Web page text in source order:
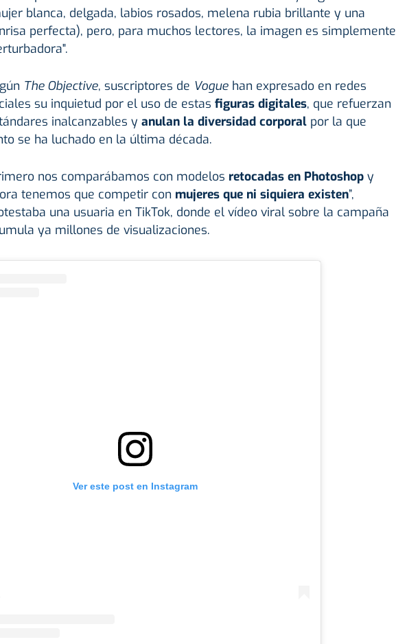
blanca, delgada, labios rosados, melena rubia brillante y una
perfecta), pero, para muchos lectores, la imagen es simplemente
The Objective, suscriptores de Voguehan expresado en redes
su inquietud por el uso de estas figuras digitales, que refuerzan
inalcanzables y anulan la diversidad corporalpor la que
se ha luchado en la última década.
nos comparábamos con modelos retocadas en Photoshopy
tenemos que competir con mujeres que ni siquiera existen”,
una usuaria en TikTok, donde el vídeo viral sobre la campaña
ya millones de visualizaciones.
Ver este post en Instagram